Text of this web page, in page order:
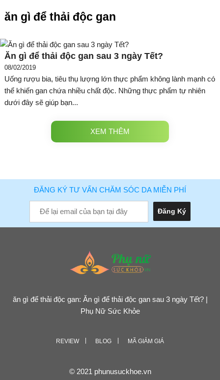
ăn gì để thải độc gan
Ăn gì để thải độc gan sau 3 ngày Tết?
08/02/2019
Uống rượu bia, tiêu thụ lượng lớn thực phẩm không lành mạnh có
thể khiến gan chứa nhiều chất độc. Những thực phẩm tự nhiên
dưới đây sẽ giúp bạn...
XEM THÊM
ĐĂNG KÝ TƯ VẤN CHĂM SÓC DA MIỄN PHÍ
ăn gì để thải độc gan: Ăn gì để thải độc gan sau 3 ngày Tết? |
Phụ Nữ Sức Khỏe
REVIEW BLOG MÃ GIẢM GIÁ
© 2021 phunusuckhoe.vn